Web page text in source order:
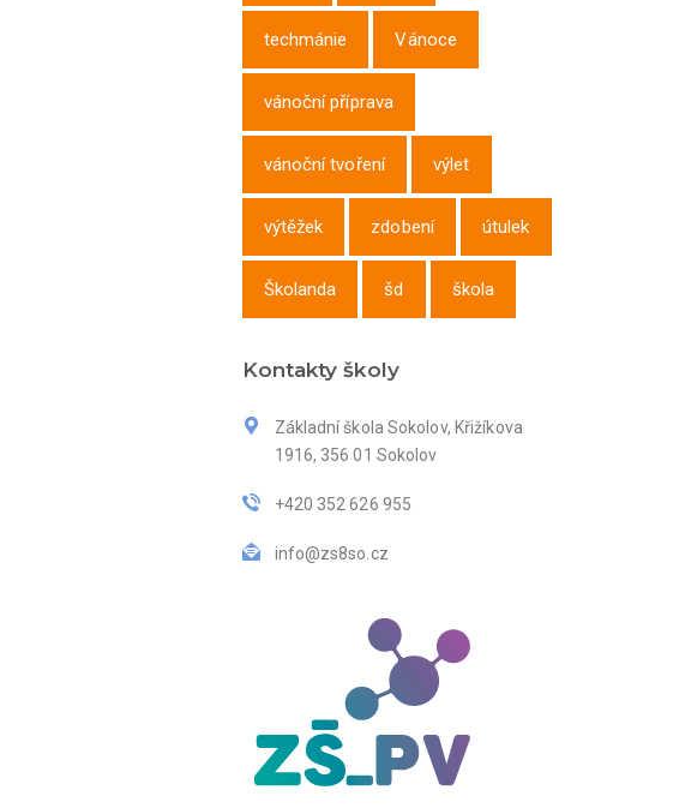
techmánie Vánoce
vánoční příprava
vánoční tvoření výlet
výtěžek zdobení útulek
Školanda šd škola
Kontakty školy
Základní škola Sokolov, Křižíkova
1916, 356 01 Sokolov
+420 352 626 955
info@zs8so.cz